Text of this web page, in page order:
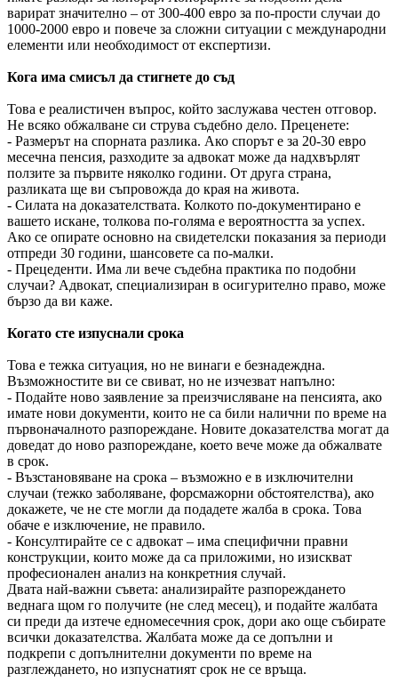
варират значително – от 300-400 евро за по-прости случаи до
1000-2000 евро и повече за сложни ситуации с международни
елементи или необходимост от експертизи.
Кога има смисъл да стигнете до съд
Това е реалистичен въпрос, който заслужава честен отговор.
Не всяко обжалване си струва съдебно дело. Преценете:
- Размерът на спорната разлика. Ако спорът е за 20-30 евро
месечна пенсия, разходите за адвокат може да надхвърлят
ползите за първите няколко години. От друга страна,
разликата ще ви съпровожда до края на живота.
- Силата на доказателствата. Колкото по-документирано е
вашето искане, толкова по-голяма е вероятността за успех.
Ако се опирате основно на свидетелски показания за периоди
отпреди 30 години, шансовете са по-малки.
- Прецеденти. Има ли вече съдебна практика по подобни
случаи? Адвокат, специализиран в осигурително право, може
бързо да ви каже.
Когато сте изпуснали срока
Това е тежка ситуация, но не винаги е безнадеждна.
Възможностите ви се свиват, но не изчезват напълно:
- Подайте ново заявление за преизчисляване на пенсията, ако
имате нови документи, които не са били налични по време на
първоначалното разпореждане. Новите доказателства могат да
доведат до ново разпореждане, което вече може да обжалвате
в срок.
- Възстановяване на срока – възможно е в изключителни
случаи (тежко заболяване, форсмажорни обстоятелства), ако
докажете, че не сте могли да подадете жалба в срока. Това
обаче е изключение, не правило.
- Консултирайте се с адвокат – има специфични правни
конструкции, които може да са приложими, но изискват
професионален анализ на конкретния случай.
Двата най-важни съвета: анализирайте разпореждането
веднага щом го получите (не след месец), и подайте жалбата
си преди да изтече едномесечния срок, дори ако още събирате
всички доказателства. Жалбата може да се допълни и
подкрепи с допълнителни документи по време на
разглеждането, но изпуснатият срок не се връща.